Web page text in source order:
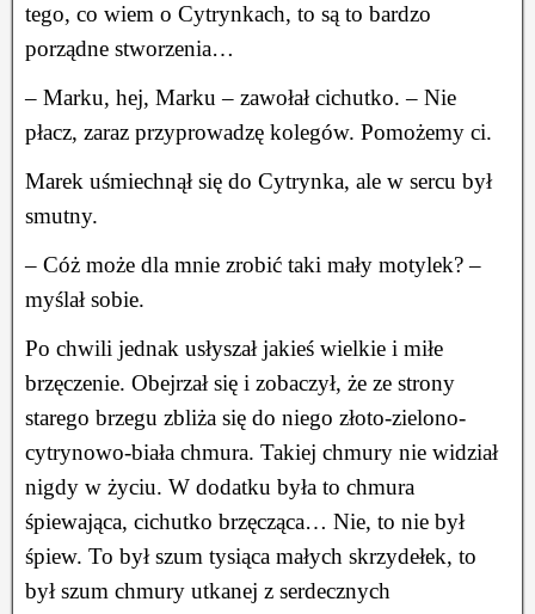
tego, co wiem o Cytrynkach, to są to bardzo
porządne stworzenia…
– Marku, hej, Marku – zawołał cichutko. – Nie
płacz, zaraz przyprowadzę kolegów. Pomożemy ci.
Marek uśmiechnął się do Cytrynka, ale w sercu był
smutny.
– Cóż może dla mnie zrobić taki mały motylek? –
myślał sobie.
Po chwili jednak usłyszał jakieś wielkie i miłe
brzęczenie. Obejrzał się i zobaczył, że ze strony
starego brzegu zbliża się do niego złoto-zielono-
cytrynowo-biała chmura. Takiej chmury nie widział
nigdy w życiu. W dodatku była to chmura
śpiewająca, cichutko brzęcząca… Nie, to nie był
śpiew. To był szum tysiąca małych skrzydełek, to
był szum chmury utkanej z serdecznych